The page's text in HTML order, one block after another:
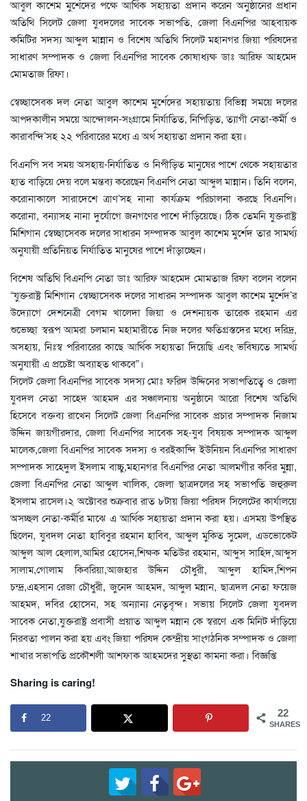
আবুল কাশেম মুর্শেদের পক্ষে আর্থিক সহায়তা প্রদান করেন অনুষ্ঠানের প্রধান
অতিথি সিলেট জেলা যুবদলের সাবেক সভাপতি, জেলা বিএনপির আহবায়ক
কমিটির সদস্য আব্দুল মান্নান ও বিশেষ অতিথি সিলেট মহানগর জিয়া পরিষদের
সাধারণ সম্পাদক ও জেলা বিএনপির সাবেক কোষাধ্যক্ষ ডাঃ আরিফ আহমেদ
মোমতাজ রিফা।
স্বেচ্ছাসেবক দল নেতা আবুল কাশেম মুর্শেদের সহায়তায় বিভিন্ন সময়ে দলের
আপদকালীন সময়ে আন্দোলন-সংগ্রামে নির্যাতিত, নিপিড়িত, ত্যাগী নেতা-কর্মী ও
কারাবন্দি’সহ ২২ পরিবারের মধ্যে এ অর্থ সহায়তা প্রদান করা হয়।
বিএনপি সব সময় অসহায়-নির্যাতিত ও নিপীড়িত মানুষের পাশে থেকে সহায়তার
হাত বাড়িয়ে দেয় বলে মন্তব্য করেছেন বিএনপি নেতা আব্দুল মান্নান। তিনি বলেন,
করোনাকালে সারাদেশে ত্রাণ’সহ নানা কার্যক্রম পরিচালনা করছে বিএনপি।
করোনা, বন্যাসহ নানা দুর্যোগে জনগণের পাশে দাঁড়িয়েছে। ঠিক তেমনি যুক্তরাষ্ট্র
মিশিগান স্বেচ্ছাসেবক দলের সাধারন সম্পাদক আবুল কাশেম মুর্শেদ তার সামর্থ্য
অনুযায়ী প্রতিনিয়ত নির্যাতিত মানুষের পাশে দাঁড়াচ্ছেন।
বিশেষ অতিথি বিএনপি নেতা ডাঃ আরিফ আহমেদ মোমতাজ রিফা বলেন বলেন
“যুক্তরাষ্ট্র মিশিগান স্বেচ্ছাসেবক দলের সাধারন সম্পাদক আবুল কাশেম মুর্শেদ’র
উদ্যোগে দেশনেত্রী বেগম খালেদা জিয়া ও দেশনায়ক তারেক রহমান এর
শুভেচ্ছা স্বরূপ আমরা চলমান মহামারীতে নিজ দলের ক্ষতিগ্রস্তদের মধ্যে দরিদ্র,
অসহায়, নিঃস্ব পরিবারের কাছে আর্থিক সহায়তা দিয়েছি এবং ভবিষ্যতে সামর্থ্য
অনুযায়ী এ প্রচেষ্টা অব্যাহত থাকবে”।
সিলেট জেলা বিএনপির সাবেক সদস্য মোঃ ফরিদ উদ্দিনের সভাপতিত্বে ও জেলা
যুবদল নেতা সাহেদ আহমদ এর সঞ্চালনায় অনুষ্ঠানে আরো বিশেষ অতিথি
হিসেবে বক্তব্য রাখেন সিলেট জেলা বিএনপির সাবেক প্রচার সম্পাদক নিজাম
উদ্দিন জায়গীরদার, জেলা বিএনপির সাবেক সহ-যুব বিষয়ক সম্পাদক আব্দুল
মালেক,জেলা বিএনপির সাবেক সদস্য ও বরইকান্দি ইউনিয়ন বিএনপির সাধারণ
সম্পাদক সাহেদুল ইসলাম বাচ্চু,মহানগর বিএনপির নেতা আলমগীর কবির মুন্না,
জেলা বিএনপির নেতা আব্দুল খালিক, জেলা ছাত্রদলের সহ সভাপতি জহুরুল
ইসলাম রাসেল।২ অক্টোবর শুক্রবার রাত ৮টায় জিয়া পরিষদ সিলেটের কার্যালয়ে
অসচ্ছল নেতা-কর্মীর মাঝে এ আর্থিক সহায়তা প্রদান করা হয়। এসময় উপস্থিত
ছিলেন, যুবদল নেতা হাবিবুর রহমান হাবিব, আব্দুল মুকিত সুমেল, এডভোকেট
আব্দুল আল হেলাল,আমির হোসেন,শিক্ষক মতিউর রহমান, আব্দুস সাহিদ,আব্দুস
সালাম,গোলাম কিবরিয়া,আজহার উদ্দিন চৌধুরী, আব্দুল হামিদ,শিপন
চন্দ্র,এহসান রেজা চৌধুরী, জুনেদ আহমদ, আব্দুল মন্নান, ছাত্রদল নেতা ফয়েজ
আহমদ, দবির হোসেন, সহ অন্যান্য নেতৃবৃন্দ। সভায় সিলেট জেলা যুবদল
সাবেক নেতা,যুক্তরাষ্ট্র প্রবাসী প্রয়াত আব্দুল মন্নান কে স্বরণে এক মিনিট দাঁড়িয়ে
নিরবতা পালন করা হয় এবং জিয়া পরিষদ কেন্দ্রীয় সাংগঠনিক সম্পাদক ও জেলা
শাখার সভাপতি প্রকৌশলী আশফাক আহমদের সুস্থতা কামনা করা। বিজ্ঞপ্তি
Sharing is caring!
22
SHARES
22